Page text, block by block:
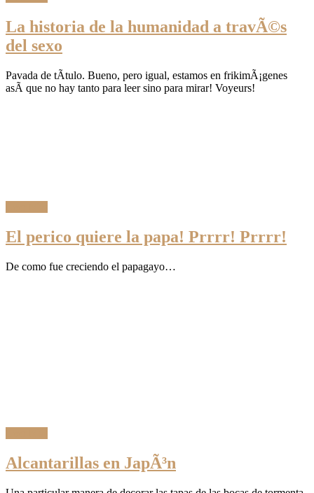
La historia de la humanidad a travÃ©s
del sexo
Pavada de tÃ­tulo. Bueno, pero igual, estamos en frikimÃ¡genes
asÃ­ que no hay tanto para leer sino para mirar! Voyeurs!
El perico quiere la papa! Prrrr! Prrrr!
De como fue creciendo el papagayo…
Alcantarillas en JapÃ³n